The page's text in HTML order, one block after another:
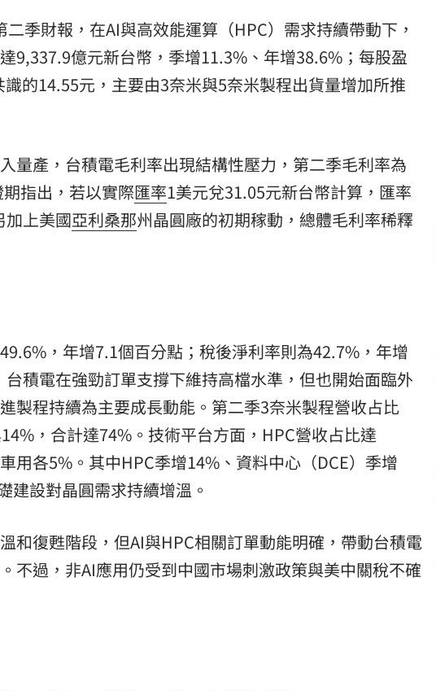
季財報，在AI與高效能運算（HPC）需求持續帶動下，
9,337.9億元新台幣，季增11.3%、年增38.6%；每股盈
的14.55元，主要由3奈米與5奈米製程出貨量增加所推
量產，台積電毛利率出現結構性壓力，第二季毛利率為
指出，若以實際匯率1美元兌31.05元新台幣計算，匯率
加上美國亞利桑那州晶圓廠的初期稼動，總體毛利率稀釋
，年增7.1個百分點；稅後淨利率則為42.7%，年增
積電在強勁訂單支撐下維持高檔水準，但也開始面臨外
製程持續為主要成長動能。第二季3奈米製程營收占比
，合計達74%。技術平台方面，HPC營收占比達
用各5%。其中HPC季增14%、資料中心（DCE）季增
建設對晶圓需求持續增溫。
和復甦階段，但AI與HPC相關訂單動能明確，帶動台積電
不過，非AI應用仍受到中國市場刺激政策與美中關稅不確